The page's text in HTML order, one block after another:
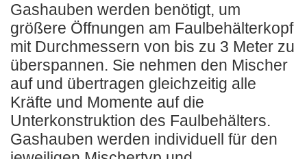
Gashauben werden benötigt, um
größere Öffnungen am Faulbehälterkopf
mit Durchmessern von bis zu 3 Meter zu
überspannen. Sie nehmen den Mischer
auf und übertragen gleichzeitig alle
Kräfte und Momente auf die
Unterkonstruktion des Faulbehälters.
Gashauben werden individuell für den